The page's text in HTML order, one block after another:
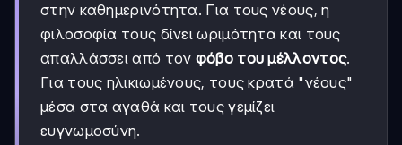
στην καθημερινότητα. Για τους νέους, η
φιλοσοφία τους δίνει ωριμότητα και τους
απαλλάσσει από τον φόβο του μέλλοντος.
Για τους ηλικιωμένους, τους κρατά "νέους"
μέσα στα αγαθά και τους γεμίζει
ευγνωμοσύνη.